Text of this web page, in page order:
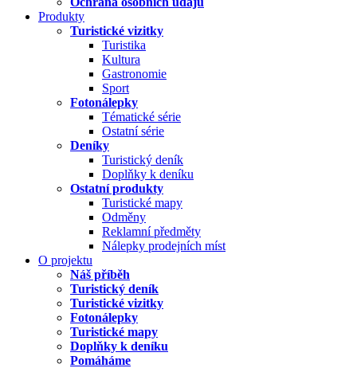
Produkty
Turistické vizitky
Turistika
Kultura
Gastronomie
Sport
Fotonálepky
Tématické série
Ostatní série
Deníky
Turistický deník
Doplňky k deníku
Ostatní produkty
Turistické mapy
Odměny
Reklamní předměty
Nálepky prodejních míst
O projektu
Náš příběh
Turistický deník
Turistické vizitky
Fotonálepky
Turistické mapy
Doplňky k deníku
Pomáháme